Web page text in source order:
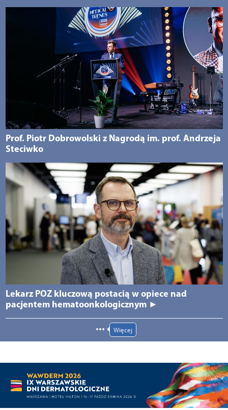
Prof. Piotr Dobrowolski z Nagrodą im. prof. Andrzeja
Steciwko
Lekarz POZ kluczową postacią w opiece nad
pacjentem hematoonkologicznym ►
Więcej